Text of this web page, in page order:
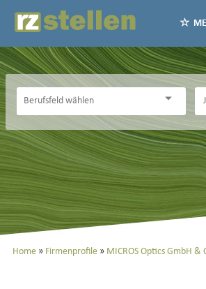
Home Firmenprofile MICROS Optics GmbH &